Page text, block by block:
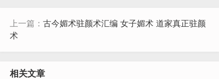
上一篇： 古今媚术驻颜术汇编 女子媚术 道家真正驻颜
术
相关文章